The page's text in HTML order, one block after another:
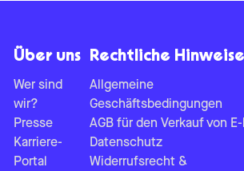
Über uns
Wer sind
wir?
Presse
Karriere-
Portal
Rechtliche Hinweise
Allgemeine
Geschäftsbedingungen
AGB für den Verkauf von
Datenschutz
Widerrufsrecht &